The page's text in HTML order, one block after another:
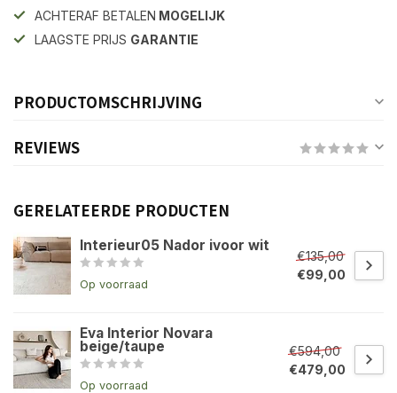
ACHTERAF BETALEN MOGELIJK
LAAGSTE PRIJS GARANTIE
PRODUCTOMSCHRIJVING
REVIEWS
GERELATEERDE PRODUCTEN
Interieur05 Nador ivoor wit
Op voorraad
€135,00
€99,00
Eva Interior Novara
beige/taupe
Op voorraad
€594,00
€479,00